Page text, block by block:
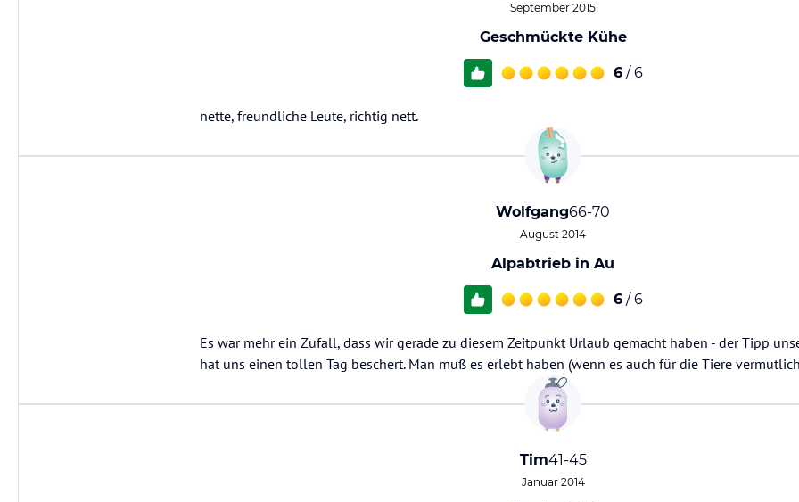
September 2015
Geschmückte Kühe
6 / 6
nette, freundliche Leute, richtig nett.
Wolfgang66-70
August 2014
Alpabtrieb in Au
6 / 6
Es war mehr ein Zufall, dass wir gerade zu diesem Zeitpunkt Urlaub gemacht haben - der Tipp
hat uns einen tollen Tag beschert. Man muß es erlebt haben (wenn es auch für die Tiere
Tim41-45
Januar 2014